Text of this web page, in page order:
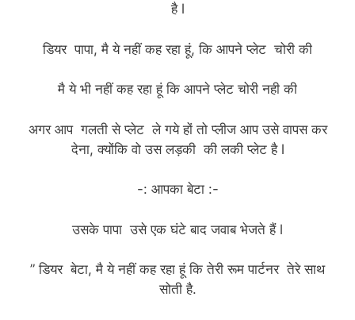
है l
डियर पापा, मै ये नहीं कह रहा हूं, कि आपने प्लेट चोरी की
मै ये भी नहीं कह रहा हूं कि आपने प्लेट चोरी नही की
अगर आप गलती से प्लेट ले गये हों तो प्लीज आप उसे वापस कर
देना, क्योंकि वो उस लड़की की लकी प्लेट है l
-: आपका बेटा :-
उसके पापा उसे एक घंटे बाद जवाब भेजते हैं l
” डियर बेटा, मै ये नहीं कह रहा हूं कि तेरी रूम पार्टनर तेरे साथ
सोती है.